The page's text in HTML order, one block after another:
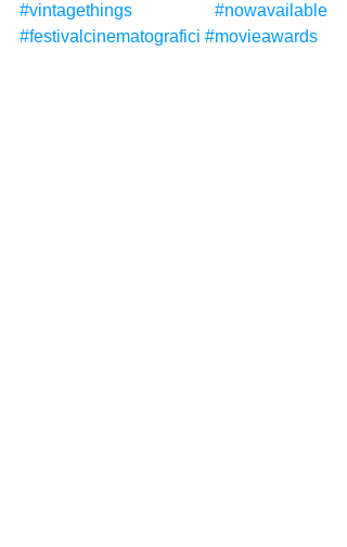
#vintagethings
#nowavailable
#festivalcinematografici #movieawards